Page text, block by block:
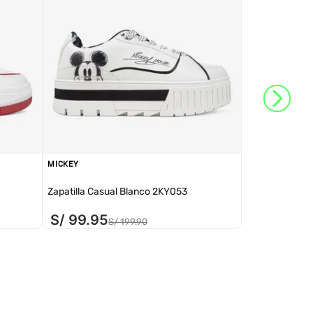
MICKEY
Zapatilla Casual Blanco 2KY053
S/ 99.95S/ 199.90